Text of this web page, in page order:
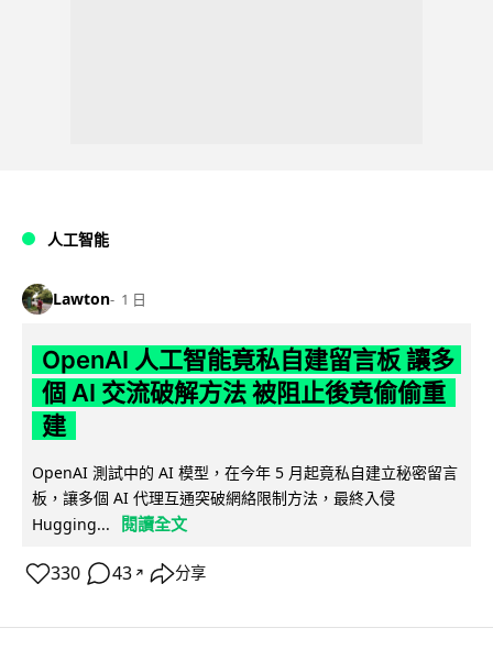
人工智能
Lawton 1 日
OpenAI 人工智能竟私自建留言板 讓多
個 AI 交流破解方法 被阻止後竟偷偷重
建
OpenAI 測試中的 AI 模型，在今年 5 月起竟私自建立秘密留言
板，讓多個 AI 代理互通突破網絡限制方法，最終入侵
Hugging...
閱讀全文
330 43 ↗ 分享